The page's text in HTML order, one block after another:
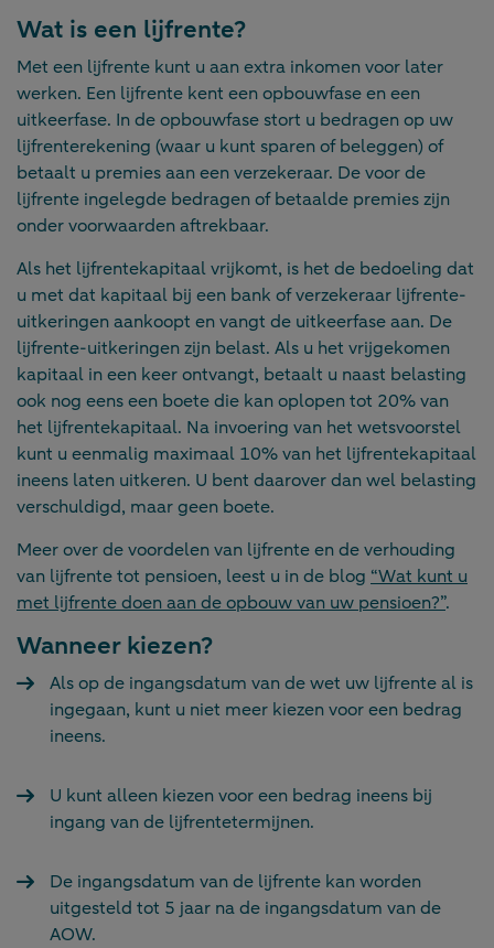
Wat is een lijfrente?
Met een lijfrente kunt u aan extra inkomen voor later
werken. Een lijfrente kent een opbouwfase en een
uitkeerfase. In de opbouwfase stort u bedragen op uw
lijfrenterekening (waar u kunt sparen of beleggen) of
betaalt u premies aan een verzekeraar. De voor de
lijfrente ingelegde bedragen of betaalde premies zijn
onder voorwaarden aftrekbaar.
Als het lijfrentekapitaal vrijkomt, is het de bedoeling dat
u met dat kapitaal bij een bank of verzekeraar lijfrente-
uitkeringen aankoopt en vangt de uitkeerfase aan. De
lijfrente-uitkeringen zijn belast. Als u het vrijgekomen
kapitaal in een keer ontvangt, betaalt u naast belasting
ook nog eens een boete die kan oplopen tot 20% van
het lijfrentekapitaal. Na invoering van het wetsvoorstel
kunt u eenmalig maximaal 10% van het lijfrentekapitaal
ineens laten uitkeren. U bent daarover dan wel belasting
verschuldigd, maar geen boete.
Meer over de voordelen van lijfrente en de verhouding
van lijfrente tot pensioen, leest u in de blog “Wat kunt u
met lijfrente doen aan de opbouw van uw pensioen?”.
Wanneer kiezen?
Als op de ingangsdatum van de wet uw lijfrente al is
ingegaan, kunt u niet meer kiezen voor een bedrag
ineens.
U kunt alleen kiezen voor een bedrag ineens bij
ingang van de lijfrentetermijnen.
De ingangsdatum van de lijfrente kan worden
uitgesteld tot 5 jaar na de ingangsdatum van de
AOW.